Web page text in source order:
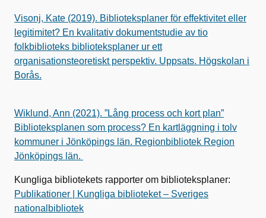
Visonj, Kate (2019). Biblioteksplaner för effektivitet eller
legitimitet? En kvalitativ dokumentstudie av tio
folkbiblioteks biblioteksplaner ur ett
organisationsteoretiskt perspektiv. Uppsats. Högskolan i
Borås.
Wiklund, Ann (2021). ”Lång process och kort plan”
Biblioteksplanen som process? En kartläggning i tolv
kommuner i Jönköpings län. Regionbibliotek Region
Jönköpings län.
Kungliga bibliotekets rapporter om biblioteksplaner:
Publikationer | Kungliga biblioteket – Sveriges
nationalbibliotek